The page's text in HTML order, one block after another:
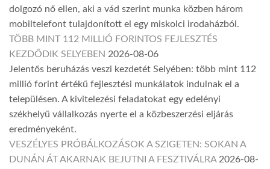
dolgozó nő ellen, aki a vád szerint munka közben három
mobiltelefont tulajdonított el egy miskolci irodaházból.
TÖBB MINT 112 MILLIÓ FORINTOS FEJLESZTÉS
KEZDŐDIK SELYEBEN 2026-08-06
Jelentős beruházás veszi kezdetét Selyében: több mint 112
millió forint értékű fejlesztési munkálatok indulnak el a
településen. A kivitelezési feladatokat egy edelényi
székhelyű vállalkozás nyerte el a közbeszerzési eljárás
eredményeként.
VESZÉLYES PRÓBÁLKOZÁSOK A SZIGETEN: SOKAN A
DUNÁN ÁT AKARNAK BEJUTNI A FESZTIVÁLRA 2026-08-